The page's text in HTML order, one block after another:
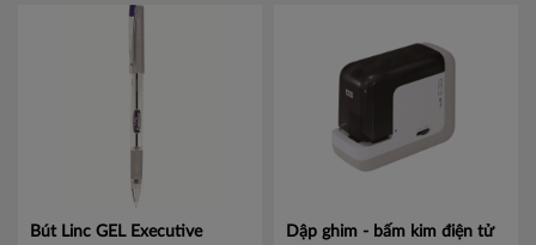
Bút Linc GEL Executive
Dập ghim - bấm kim điện tử